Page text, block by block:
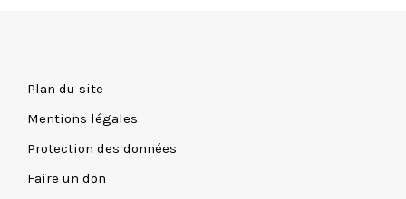
Plan du site
Mentions légales
Protection des données
Faire un don